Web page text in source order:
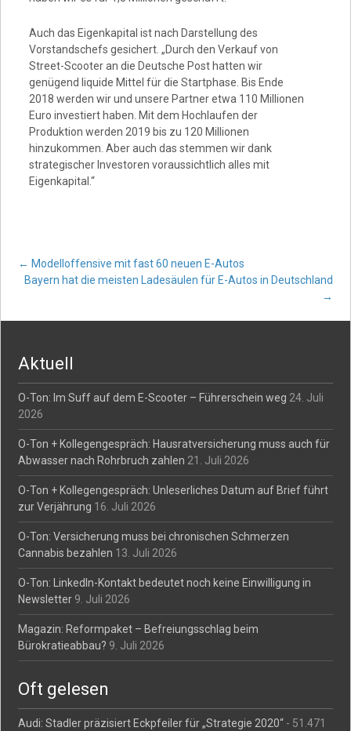
Auch das Eigenkapital ist nach Darstellung des
Vorstandschefs gesichert. „Durch den Verkauf von
Street-Scooter an die Deutsche Post hatten wir
genügend liquide Mittel für die Startphase. Bis Ende
2018 werden wir und unsere Partner etwa 110 Millionen
Euro investiert haben. Mit dem Hochlaufen der
Produktion werden 2019 bis zu 120 Millionen
hinzukommen. Aber auch das stemmen wir dank
strategischer Investoren voraussichtlich alles mit
Eigenkapital.“
Post
navigation
← Modelloffensive mit fast 60 neuen E-Autos
Bayern hat die meisten Ladesäulen für E-Autos in Deutschland
→
Aktuell
O-Ton: Im Suff auf dem E-Scooter – Führerschein weg 24. Juli
2026
O-Ton + Kollegengespräch: Hausratversicherung muss auch für
Abwasser nach Rohrbruch zahlen 21. Juli 2026
O-Ton + Kollegengespräch: Unleserliches Datum auf Brief führt
zur Verjährung 16. Juli 2026
O-Ton: Versicherung muss bei chronischen Schmerzen
Cannabis bezahlen 13. Juli 2026
O-Ton: LinkedIn-Kontakt bedeutet noch keine Einwilligung in
Newsletter 9. Juli 2026
Magazin: Reformpaket – Befreiungsschlag beim
Bürokratieabbau? 9. Juli 2026
Oft gelesen
Audi: Stadler präzisiert Eckpfeiler für „Strategie 2020“ - 51.471